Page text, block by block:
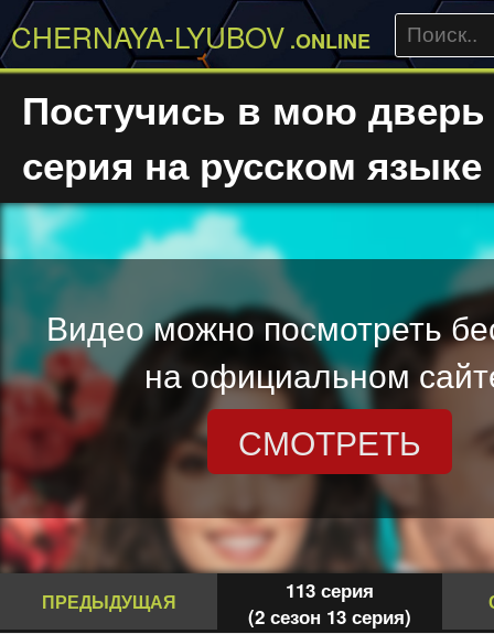
CHERNAYA-LYUBOV .ONLINE
Постучись в мою дверь
серия на русском языке
Видео можно посмотреть
на официальном
СМОТРЕТЬ
ПРЕДЫДУЩАЯ
113 серия
(2 сезон 13 серия)